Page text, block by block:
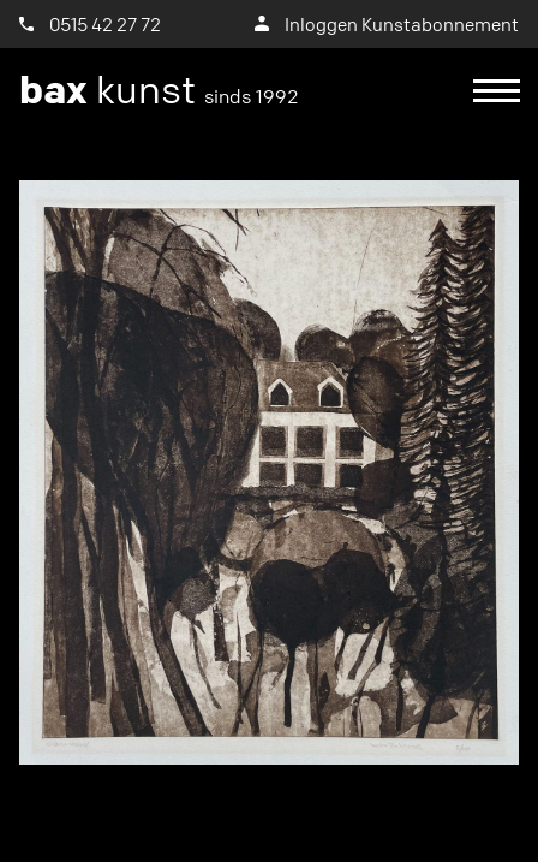
0515 42 27 72 Inloggen Kunstabonnement
bax kunst sinds 1992